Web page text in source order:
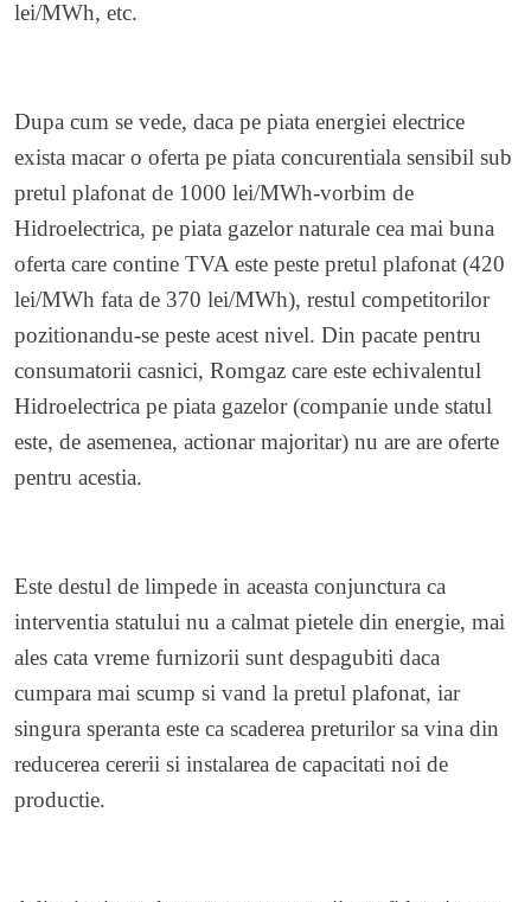
lei/MWh, etc.
Dupa cum se vede, daca pe piata energiei electrice
exista macar o oferta pe piata concurentiala sensibil sub
pretul plafonat de 1000 lei/MWh-vorbim de
Hidroelectrica, pe piata gazelor naturale cea mai buna
oferta care contine TVA este peste pretul plafonat (420
lei/MWh fata de 370 lei/MWh), restul competitorilor
pozitionandu-se peste acest nivel. Din pacate pentru
consumatorii casnici, Romgaz care este echivalentul
Hidroelectrica pe piata gazelor (companie unde statul
este, de asemenea, actionar majoritar) nu are are oferte
pentru acestia.
Este destul de limpede in aceasta conjunctura ca
interventia statului nu a calmat pietele din energie, mai
ales cata vreme furnizorii sunt despagubiti daca
cumpara mai scump si vand la pretul plafonat, iar
singura speranta este ca scaderea preturilor sa vina din
reducerea cererii si instalarea de capacitati noi de
productie.